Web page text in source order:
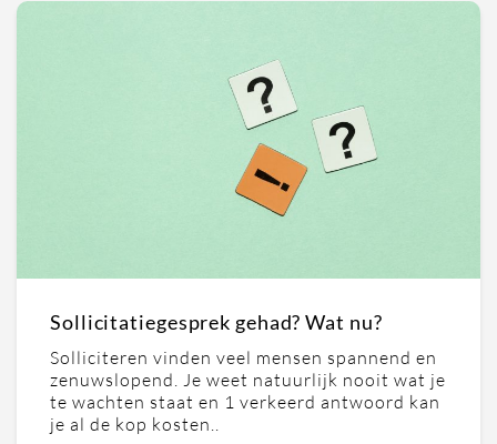
Sollicitatiegesprek gehad? Wat nu?
Solliciteren vinden veel mensen spannend en
zenuwslopend. Je weet natuurlijk nooit wat je
te wachten staat en 1 verkeerd antwoord kan
je al de kop kosten..